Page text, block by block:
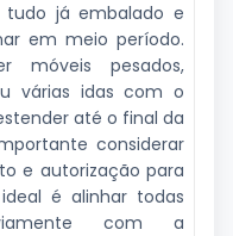
já embalado e
em meio período.
móveis pesados,
várias idas com o
até o final da
considerar
e autorização para
é alinhar todas
com a